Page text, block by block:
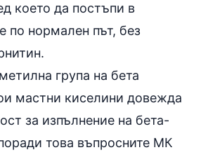
което да постъпи в
по нормален път, без
група на бета
мастни киселини довежда
за изпълнение на бета-
това въпросните МК